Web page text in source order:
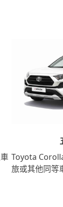
Toyota
旅或其他同等